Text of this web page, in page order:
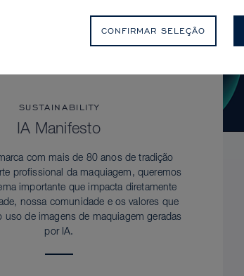
SUSTAINABILITY
IA Manifesto
com mais de 80 anos de tradição
profissional da maquiagem, queremos
importante que impacta diretamente
nossa comunidade e os valores que
uso de imagens de maquiagem geradas
por IA.
CONFIRMAR SELEÇÃO